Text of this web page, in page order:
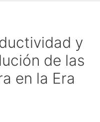
y
de las
en la Era